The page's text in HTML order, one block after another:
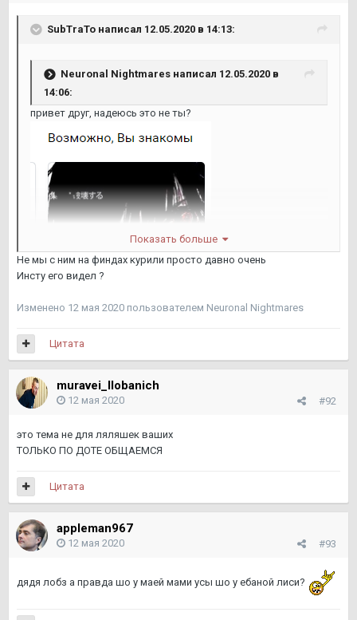
SubTraTo написал 12.05.2020 в 14:13:
Neuronal Nightmares написал 12.05.2020 в
14:06:
привет друг, надеюсь это не ты?
Показать больше
Не мы с ним на финдах курили просто давно очень
Инсту его видел ?
Изменено 12 мая 2020 пользователем Neuronal Nightmares
Цитата
muravei_llobanich
#92
12 мая 2020
это тема не для ляляшек ваших
ТОЛЬКО ПО ДОТЕ ОБЩАЕМСЯ
Цитата
appleman967
#93
12 мая 2020
дядя лобз а правда шо у маей мами усы шо у ебаной лиси?